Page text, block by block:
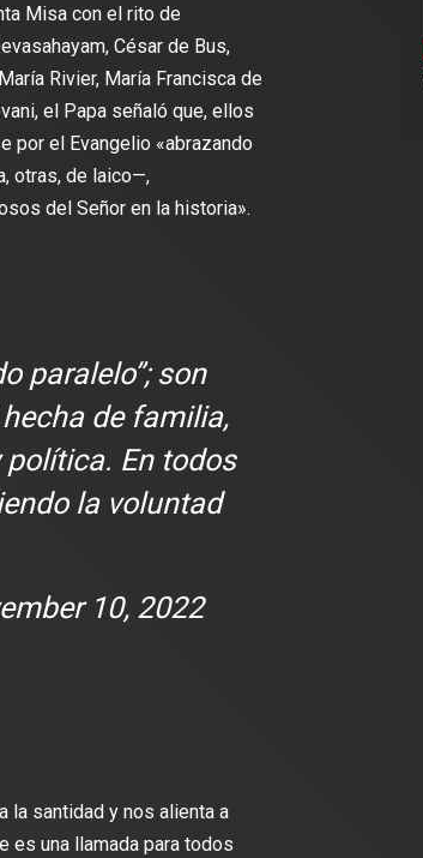
Misa con el rito de
César de Bus,
Rivier, María Francisca de
el Papa señaló que, ellos
por el Evangelio «abrazando
otras, de laico—,
del Señor en la historia».
paralelo”; son
de familia,
En todos
la voluntad
10, 2022
la santidad y nos alienta a
es una llamada para todos